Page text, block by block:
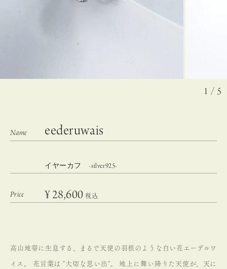
1 / 5
eederuwais
イヤーカフ -silver925-
¥28,600 税込
高山地帯に生息する、まるで天使の羽根のような白い花エーデルワ
イス。 花言葉は "大切な思い出"。 地上に舞い降りた天使が、天に